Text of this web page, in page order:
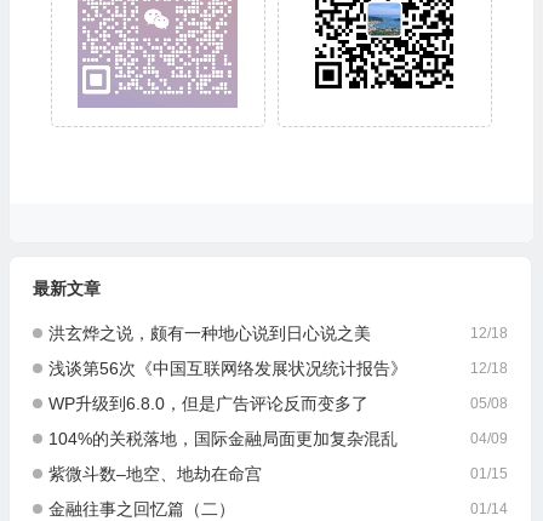
最新文章
12/18
洪玄烨之说，颇有一种地心说到日心说之美
12/18
浅谈第56次《中国互联网络发展状况统计报告》
05/08
WP升级到6.8.0，但是广告评论反而变多了
04/09
104%的关税落地，国际金融局面更加复杂混乱
01/15
紫微斗数–地空、地劫在命宫
01/14
金融往事之回忆篇（二）